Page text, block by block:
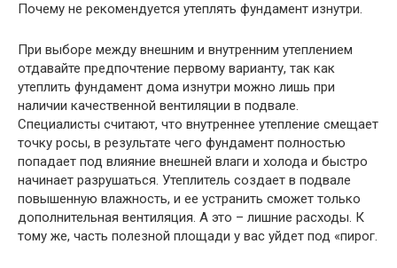
Почему не рекомендуется утеплять фундамент изнутри.
При выборе между внешним и внутренним утеплением
отдавайте предпочтение первому варианту, так как
утеплить фундамент дома изнутри можно лишь при
наличии качественной вентиляции в подвале.
Специалисты считают, что внутреннее утепление смещает
точку росы, в результате чего фундамент полностью
попадает под влияние внешней влаги и холода и быстро
начинает разрушаться. Утеплитель создает в подвале
повышенную влажность, и ее устранить сможет только
дополнительная вентиляция. А это – лишние расходы. К
тому же, часть полезной площади у вас уйдет под «пирог.